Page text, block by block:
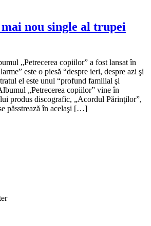
nou single al trupei
„Petrecerea copiilor” a fost lansat în
este o piesă “despre ieri, despre azi şi
el este unul “profund familial şi
„Petrecerea copiilor” vine în
produs discografic, „Acordul Părinţilor”,
păsstrează în acelaşi […]